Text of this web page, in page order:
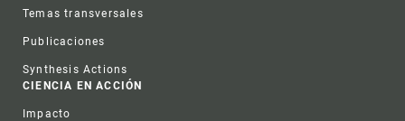
Temas transversales
Publicaciones
Synthesis Actions
CIENCIA EN ACCIÓN
Impacto